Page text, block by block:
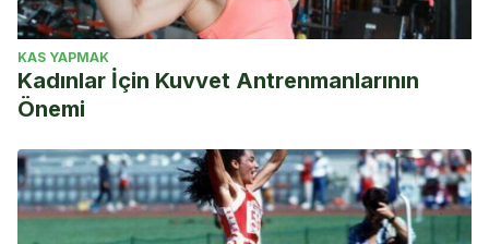
KAS YAPMAK
Kadınlar İçin Kuvvet Antrenmanlarının
Önemi